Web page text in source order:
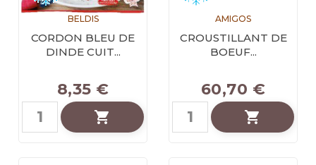
BELDIS
CORDON BLEU DE
DINDE CUIT...
8,35 €

AMIGOS
CROUSTILLANT DE
BOEUF...
60,70 €
